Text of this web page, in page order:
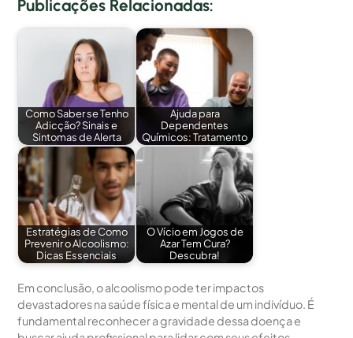
Publicações Relacionadas:
Como Saber se Tenho
Adicção? Sinais e
Sintomas de Alerta
Ajuda para
Dependentes
Químicos: Tratamento
Estratégias de Como
Prevenir o Alcoolismo:
Dicas Essenciais
O Vício em Jogos de
Azar Tem Cura?
Descubra!
Em conclusão, o alcoolismo pode ter impactos
devastadores na saúde física e mental de um indivíduo. É
fundamental reconhecer a gravidade dessa doença e